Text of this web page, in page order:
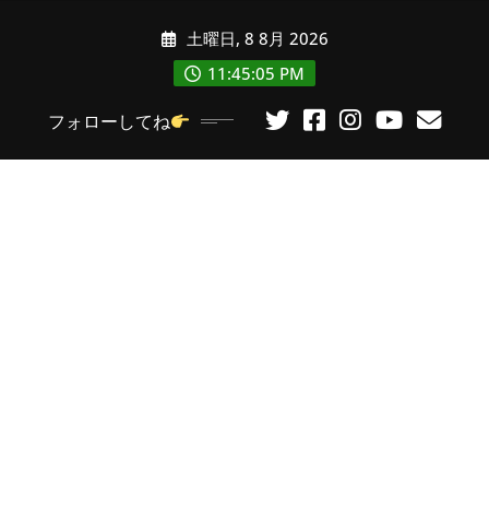
に
土曜日, 8 8月 2026
11:45:07 PM
フォローしてね